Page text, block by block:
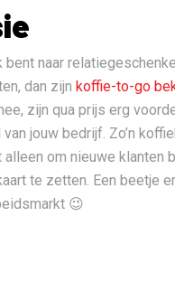
bent naar
dan zijn koffie-to-go
zijn qua prijs erg
jouw bedrijf. Zo’n
om nieuwe klanten
te zetten. Een beetje
😉